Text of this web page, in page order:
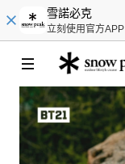
雪諾必克
立刻使用官方APP